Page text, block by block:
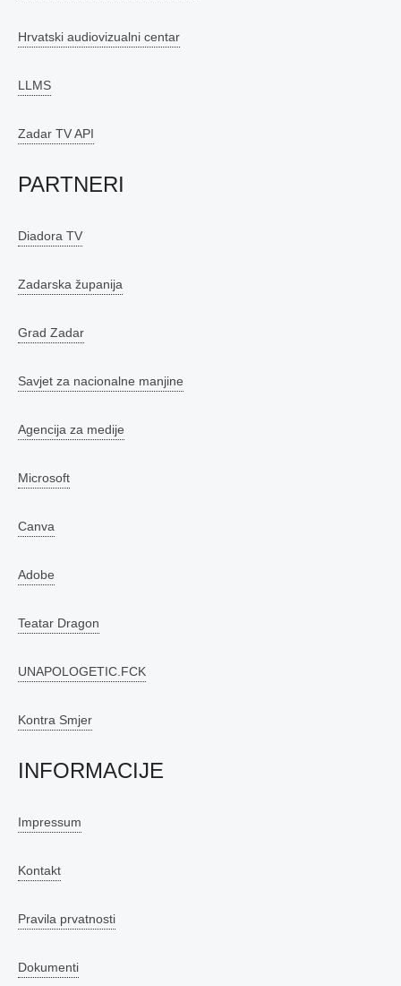
Hrvatski audiovizualni centar
LLMS
Zadar TV API
PARTNERI
Diadora TV
Zadarska županija
Grad Zadar
Savjet za nacionalne manjine
Agencija za medije
Microsoft
Canva
Adobe
Teatar Dragon
UNAPOLOGETIC.FCK
Kontra Smjer
INFORMACIJE
Impressum
Kontakt
Pravila prvatnosti
Dokumenti